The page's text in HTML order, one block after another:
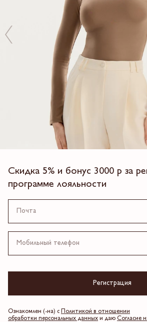
Скидка 5% и бонус 3000 р за
программе лояльности
Регистрация
Ознакомлен (-на) с
Политикой в отношении
обработки персональных данных и даю Согласие
New
4 платежа по 1,247.5 ₽
Выберите размер